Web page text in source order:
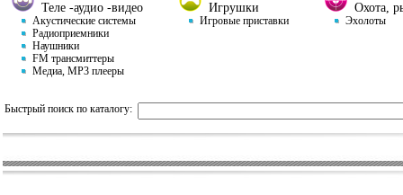
Теле -аудио -видео
Акустические системы
Радиоприемники
Наушники
FM трансмиттеры
Медиа, MP3 плееры
Игрушки
Игровые приставки
Охота,
Эхолоты
Быстрый поиск по каталогу: